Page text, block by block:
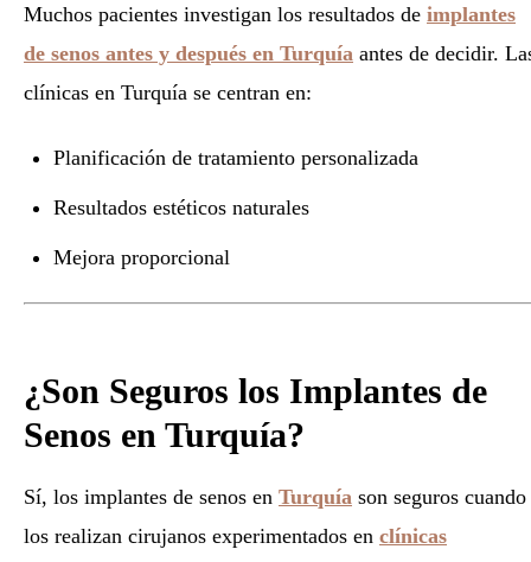
Muchos pacientes investigan los resultados de implantes
de senos antes y después en Turquía antes de decidir.
clínicas en Turquía se centran en:
Planificación de tratamiento personalizada
Resultados estéticos naturales
Mejora proporcional
¿Son Seguros los Implantes de
Senos en Turquía?
Sí, los implantes de senos en Turquía son seguros cuando
los realizan cirujanos experimentados en clínicas